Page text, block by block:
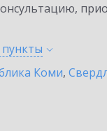
пункты
Коми,